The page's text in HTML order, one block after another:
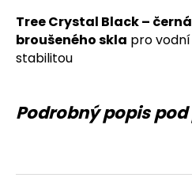
hvězdiček.
Tree Crystal Black– černá
broušeného skla pro
stabilitou
Podrobný popis
o
r
u
č
j
e